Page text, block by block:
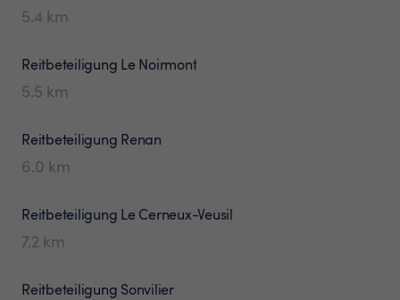
5.4 km
Reitbeteiligung Le Noirmont
5.5 km
Reitbeteiligung Renan
6.0 km
Reitbeteiligung Le Cerneux-Veusil
7.2 km
Reitbeteiligung Sonvilier